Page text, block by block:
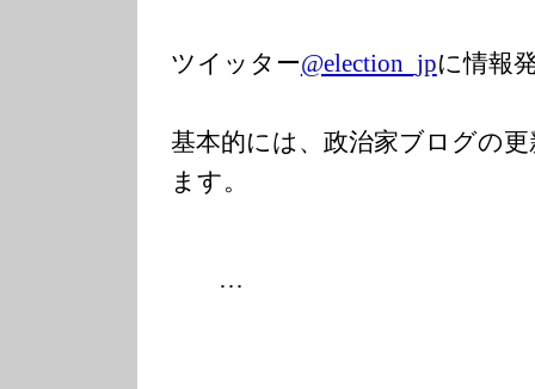
ツイッター@election_jpに情報
基本的には、政治家ブログの
ます。
…